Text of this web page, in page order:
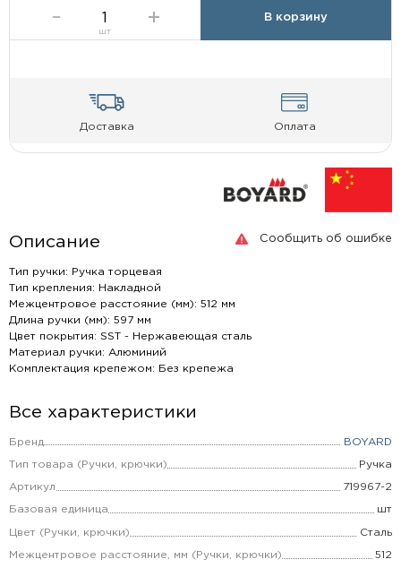
шт
В корзину
Доставка Оплата
Сообщить об ошибке
Описание
Тип ручки: Ручка торцевая
Тип крепления: Накладной
Межцентровое расстояние (мм): 512 мм
Длина ручки (мм): 597 мм
Цвет покрытия: SST - Нержавеющая сталь
Материал ручки: Алюминий
Комплектация крепежом: Без крепежа
Все характеристики
Бренд BOYARD
Тип товара (Ручки, крючки) Ручка
Артикул 719967-2
Базовая единица шт
Цвет (Ручки, крючки) Сталь
Межцентровое расстояние, мм (Ручки, крючки) 512